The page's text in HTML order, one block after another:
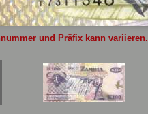
und Präfix kann variieren.